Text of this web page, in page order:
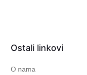
Ostali linkovi
O nama